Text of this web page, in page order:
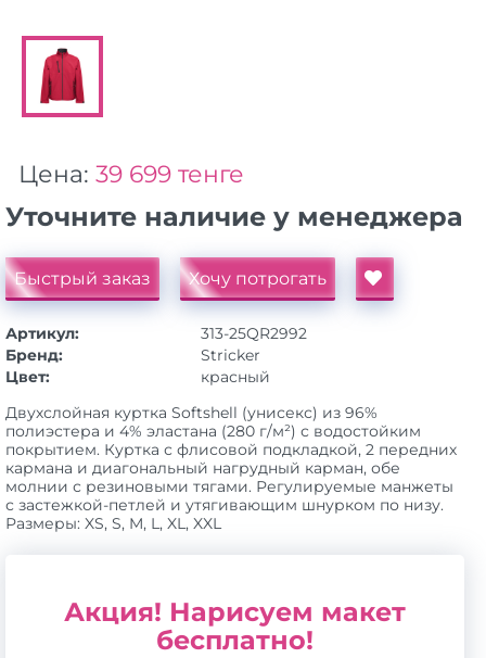
Цена: 39 699 тенге
Уточните наличие у менеджера
Быстрый заказ Хочу потрогать
Артикул:
313-25QR2992
Бренд:
Stricker
Цвет:
красный
Двухслойная куртка Softshell (унисекс) из 96%
полиэстера и 4% эластана (280 г/м²) с водостойким
покрытием. Куртка с флисовой подкладкой, 2 передних
кармана и диагональный нагрудный карман, обе
молнии с резиновыми тягами. Регулируемые манжеты
с застежкой-петлей и утягивающим шнурком по низу.
Размеры: XS, S, M, L, XL, XXL
Акция! Нарисуем макет
бесплатно!